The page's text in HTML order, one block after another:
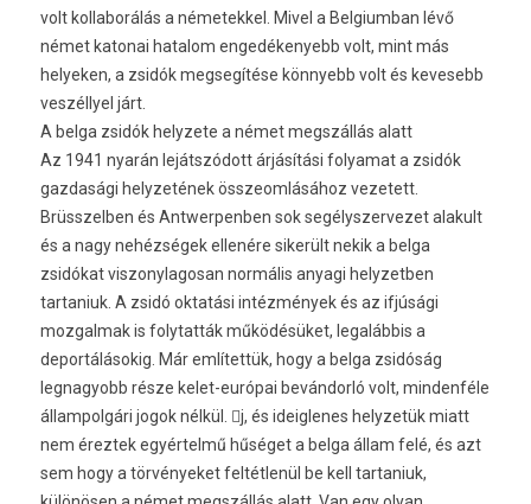
volt kollaborálás a németekkel. Mivel a Belgiumban lévő
német katonai hatalom engedékenyebb volt, mint más
helyeken, a zsidók megsegítése könnyebb volt és kevesebb
veszéllyel járt.
A belga zsidók helyzete a német megszállás alatt
Az 1941 nyarán lejátszódott árjásítási folyamat a zsidók
gazdasági helyzetének összeomlásához vezetett.
Brüsszelben és Antwerpenben sok segélyszervezet alakult
és a nagy nehézségek ellenére sikerült nekik a belga
zsidókat viszonylagosan normális anyagi helyzetben
tartaniuk. A zsidó oktatási intézmények és az ifjúsági
mozgalmak is folytatták működésüket, legalábbis a
deportálásokig. Már említettük, hogy a belga zsidóság
legnagyobb része kelet-európai bevándorló volt, mindenféle
állampolgári jogok nélkül. j, és ideiglenes helyzetük miatt
nem éreztek egyértelmű hűséget a belga állam felé, és azt
sem hogy a törvényeket feltétlenül be kell tartaniuk,